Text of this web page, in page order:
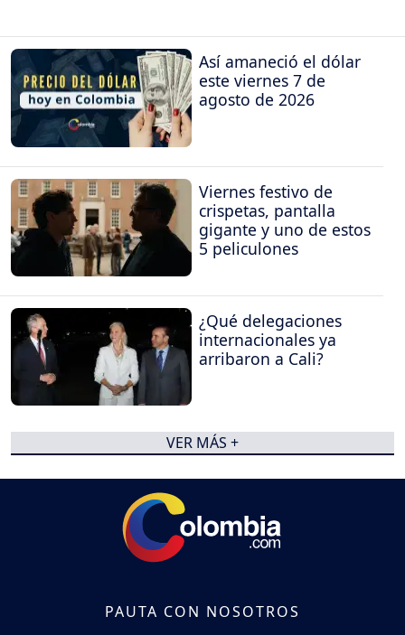
Así amaneció el dólar
este viernes 7 de
agosto de 2026
Viernes festivo de
crispetas, pantalla
gigante y uno de estos
5 peliculones
¿Qué delegaciones
internacionales ya
arribaron a Cali?
VER MÁS +
PAUTA CON NOSOTROS